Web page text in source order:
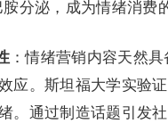
分泌，成为情绪消费
：情绪营销内容天然
应。斯坦福大学实验
。通过制造话题引发